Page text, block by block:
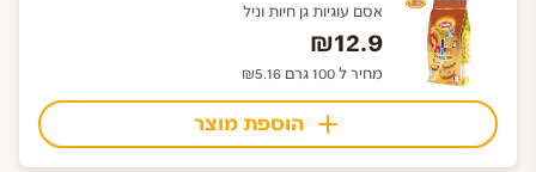
אסם עוגיות גן חיות וניל
₪12.9
מחיר ל 100 גרם ₪5.16
הוספת מוצר